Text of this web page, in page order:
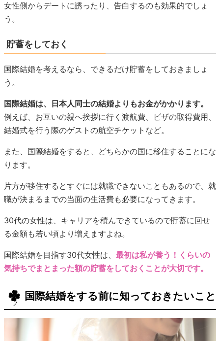
女性側からデートに誘ったり、告白するのも効果的でしょ
う。
貯蓄をしておく
国際結婚を考えるなら、できるだけ貯蓄をしておきましょ
う。
国際結婚は、日本人同士の結婚よりもお金がかかります。
例えば、お互いの親へ挨拶に行く渡航費、ビザの取得費用、
結婚式を行う際のゲストの航空チケットなど。
また、国際結婚をすると、どちらかの国に移住することにな
ります。
片方が移住するとすぐには就職できないこともあるので、就
職が決まるまでの当面の生活費も必要になってきます。
30代の女性は、キャリアを積んできているので貯蓄に回せ
る金額も若い頃より増えますよね。
国際結婚を目指す30代女性は、 最初は私が養う！くらいの
気持ちでまとまった額の貯蓄をしておくことが大切です。
国際結婚をする前に知っておきたいこと